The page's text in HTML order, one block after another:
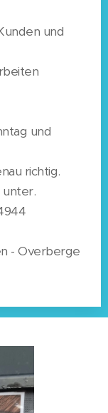
und
und
richtig.
unter.
- Overberge